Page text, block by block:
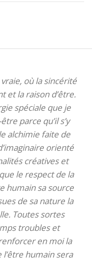
vraie, où la sincérité
et la raison d’être.
spéciale que je
parce qu’il s’y
alchimie faite de
orienté
créatives et
le respect de la
humain sa source
de sa nature la
Toutes sortes
troubles et
en moi la
humain sera